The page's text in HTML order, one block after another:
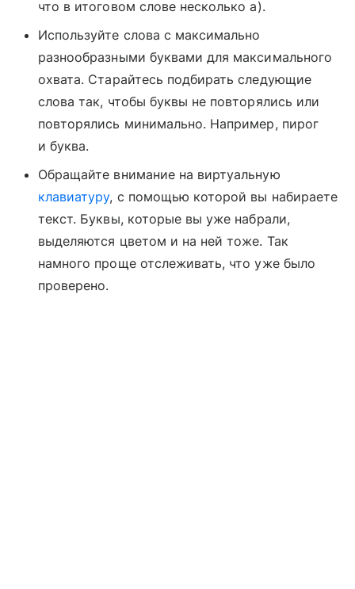
что в итоговом слове несколько а).
Используйте слова с максимально
разнообразными буквами для максимального
охвата. Старайтесь подбирать следующие
слова так, чтобы буквы не повторялись или
повторялись минимально. Например, пирог
и буква.
Обращайте внимание на виртуальную
клавиатуру, с помощью которой вы набираете
текст. Буквы, которые вы уже набрали,
выделяются цветом и на ней тоже. Так
намного проще отслеживать, что уже было
проверено.